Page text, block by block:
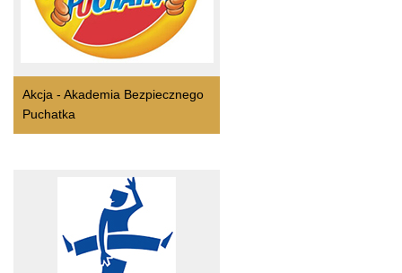
Akcja - Akademia Bezpiecznego
Puchatka